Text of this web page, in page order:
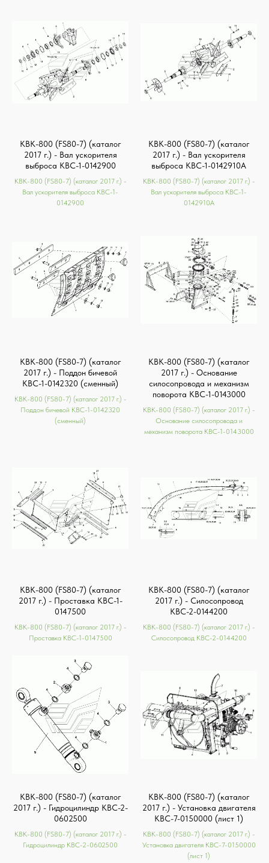
КВК-800 (FS80-7) (каталог
2017 г.) - Вал ускорителя
выброса КВС-1-0142900
КВК-800 (FS80-7) (каталог 2017 г.) -
Вал ускорителя выброса КВС-1-
0142900
КВК-800 (FS80-7) (каталог
2017 г.) - Вал ускорителя
выброса КВС-1-0142910А
КВК-800 (FS80-7) (каталог 2017 г.) -
Вал ускорителя выброса КВС-1-
0142910А
КВК-800 (FS80-7) (каталог
2017 г.) - Поддон бичевой
КВС-1-0142320 (сменный)
КВК-800 (FS80-7) (каталог 2017 г.) -
Поддон бичевой КВС-1-0142320
(сменный)
КВК-800 (FS80-7) (каталог
2017 г.) - Основание
силосопровода и механизм
поворота КВС-1-0143000
КВК-800 (FS80-7) (каталог 2017 г.) -
Основание силосопровода и
механизм поворота КВС-1-0143000
КВК-800 (FS80-7) (каталог
2017 г.) - Проставка КВС-1-
0147500
КВК-800 (FS80-7) (каталог 2017 г.) -
Проставка КВС-1-0147500
КВК-800 (FS80-7) (каталог
2017 г.) - Силосопровод
КВС-2-0144200
КВК-800 (FS80-7) (каталог 2017 г.) -
Силосопровод КВС-2-0144200
КВК-800 (FS80-7) (каталог
2017 г.) - Гидроцилиндр КВС-2-
0602500
КВК-800 (FS80-7) (каталог 2017 г.) -
Гидроцилиндр КВС-2-0602500
КВК-800 (FS80-7) (каталог
2017 г.) - Установка двигателя
КВС-7-0150000 (лист 1)
КВК-800 (FS80-7) (каталог 2017 г.) -
Установка двигателя КВС-7-0150000
(лист 1)